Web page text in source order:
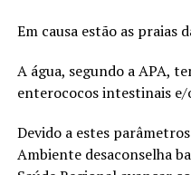
Em causa estão as praias
A água, segundo a APA,
enterococos intestinais e/
Devido a estes
Ambiente desaconselha